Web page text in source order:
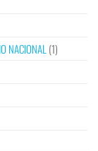
NACIONAL (1)